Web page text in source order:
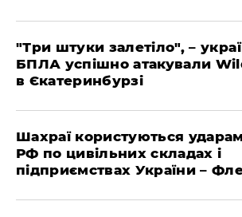
"Три штуки залетіло", –
БПЛА успішно атакували
в Єкатеринбурзі
Шахраї користуються
РФ по цивільних складах і
підприємствах України –